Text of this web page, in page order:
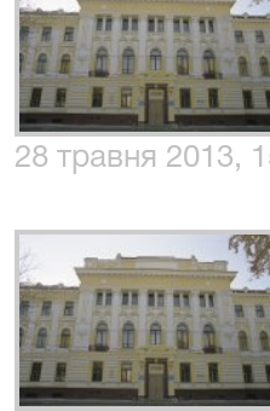
28 травня 2013,